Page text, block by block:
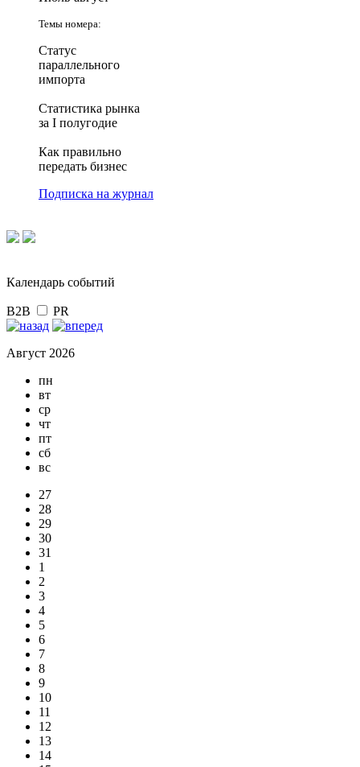
Темы номера:
Статус
параллельного
импорта
Статистика рынка
за I полугодие
Как правильно
передать бизнес
Подписка на журнал
Календарь событий
B2B PR
Август 2026
пн
вт
ср
чт
пт
сб
вс
27
28
29
30
31
1
2
3
4
5
6
7
8
9
10
11
12
13
14